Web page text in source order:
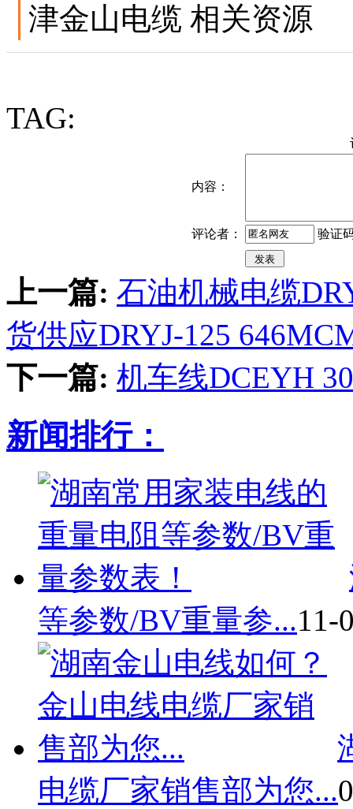
津金山电缆 相关资源
TAG:
内容：
评论者： 验证
上一篇: 石油机械电缆
货供应DRYJ-125
下一篇: 机车线DCEYH
新闻排行：
等参数/BV重量参...11-
电缆厂家销售部为您...